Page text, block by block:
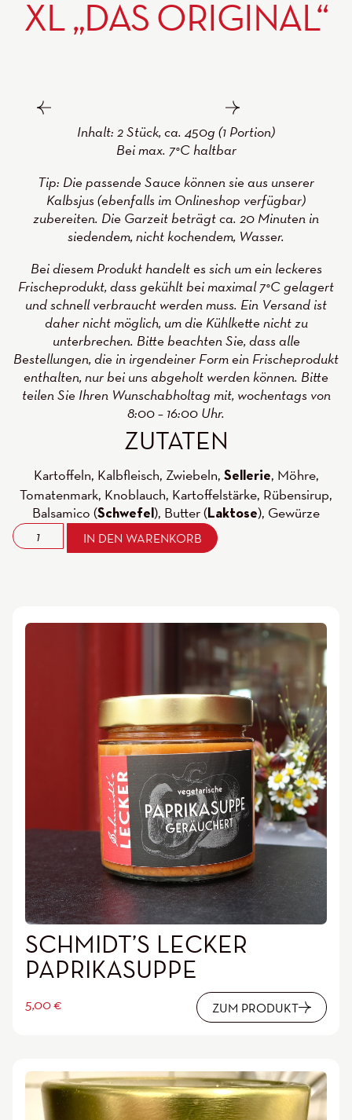
L „DAS ORIGINAL“
Inhalt: 2 Stück, ca. 450g (1 Portion)
Bei max. 7°C haltbar
Tip: Die passende Sauce können sie aus unserer
Kalbsjus (ebenfalls im Onlineshop verfügbar)
zubereiten. Die Garzeit beträgt ca. 20 Minuten in
siedendem, nicht kochendem, Wasser.
Bei diesem Produkt handelt es sich um ein leckeres
Frischeprodukt, dass gekühlt bei maximal 7°C gelagert
und schnell verbraucht werden muss. Ein Versand ist
daher nicht möglich, um die Kühlkette nicht zu
unterbrechen. Bitte beachten Sie, dass alle
Bestellungen, die in irgendeiner Form ein Frischeprodukt
enthalten, nur bei uns abgeholt werden können. Bitte
teilen Sie Ihren Wunschabholtag mit, wochentags von
8:00 – 16:00 Uhr.
ZUTATEN
Kartoffeln, Kalbfleisch, Zwiebeln, Sellerie, Möhre,
Tomatenmark, Knoblauch, Kartoffelstärke, Rübensirup,
Balsamico (Schwefel ), Butter (Laktose), Gewürze
IN DEN WARENKORB
SCHMIDT’S LECKER
PAPRIKASUPPE
5,00€ ZUM PRODUKT